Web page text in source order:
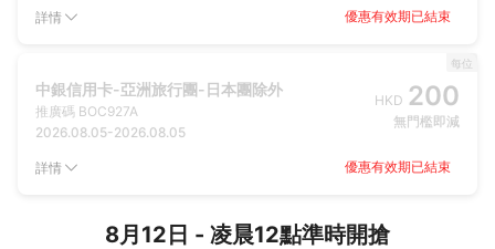
詳情 優惠有效期已結束
中銀信用卡-亞洲旅行團-日本團除外
推廣碼 BOC927A
2026.08.05-2026.08.05
HKD 200
無門檻即減
每位
詳情 優惠有效期已結束
8月12日 - 凌晨12點準時開搶